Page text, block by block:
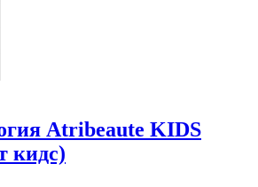
Atribeaute KIDS
кидс)